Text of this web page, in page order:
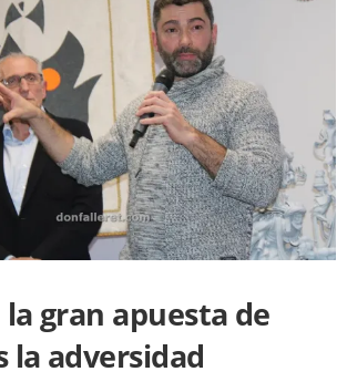
la gran apuesta de
la adversidad